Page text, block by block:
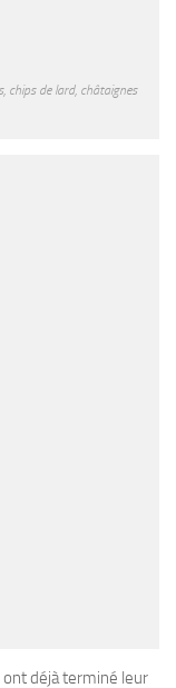
chips de lard, châtaignes
déjà terminé leur